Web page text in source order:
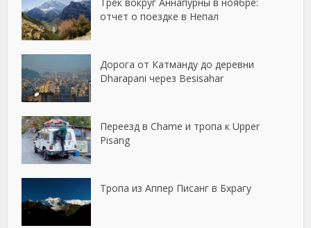
отчет о поездке в Непал
Дорога от Катманду до деревни
Dharapani через Besisahar
Переезд в Chame и тропа к Upper
Pisang
Тропа из Аппер Писанг в Бхрагу